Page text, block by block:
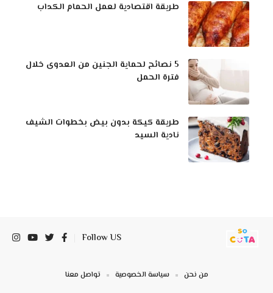
طريقة اقتصادية لعمل الحمام الكداب
5 نصائح لحماية الجنين من العدوى خلال
فترة الحمل
طريقة كيكة بدون بيض بخطوات الشيف
نادية السيد
Follow US
من نحن سياسة الخصوصية تواصل معنا